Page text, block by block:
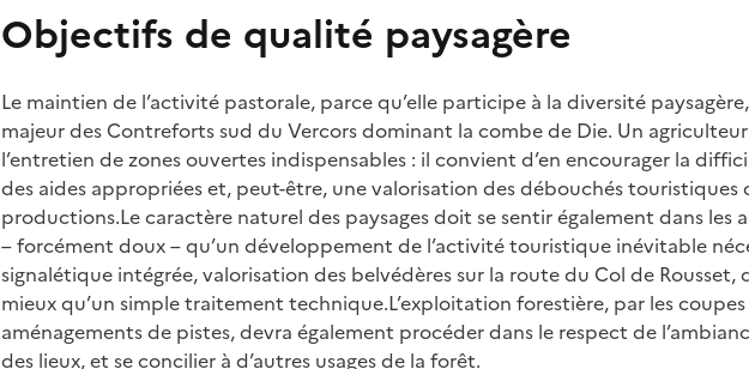
Objectifs de qualité paysagère
Le maintien de l’activité pastorale, parce qu’elle participe à la diversité
majeur des Contreforts sud du Vercors dominant la combe de Die. Un
l’entretien de zones ouvertes indispensables : il convient d’en encourager la
des aides appropriées et, peut-être, une valorisation des débouchés touristiques
productions.Le caractère naturel des paysages doit se sentir également dans les
– forcément doux – qu’un développement de l’activité touristique inévitable
signalétique intégrée, valorisation des belvédères sur la route du Col de Rousset,
mieux qu’un simple traitement technique.L’exploitation forestière, par les
aménagements de pistes, devra également procéder dans le respect de
des lieux, et se concilier à d’autres usages de la forêt.